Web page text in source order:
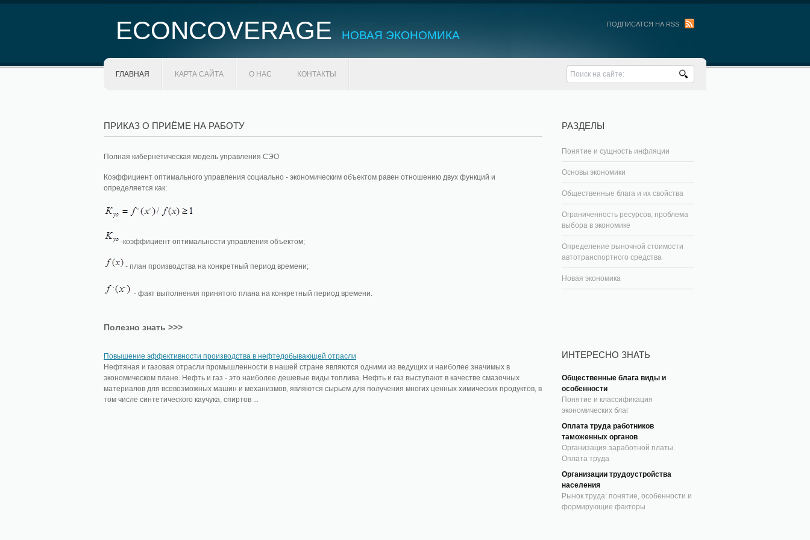
ПОДПИСАТСЯ НА RSS
ECONCOVERAGE НОВАЯ ЭКОНОМИКА
ГЛАВНАЯ КАРТА САЙТА О НАС КОНТАКТЫ
ПРИКАЗ О ПРИЁМЕ НА РАБОТУ
Полная кибернетическая модель управления СЭО
Коэффициент оптимального управления социально - экономическим объектом равен отношению двух функций и
определяется как:
-коэффициент оптимальности управления объектом;
- план производства на конкретный период времени;
- факт выполнения принятого плана на конкретный период времени.
Полезно знать >>>
Повышение эффективности производства в нефтедобывающей отрасли
Нефтяная и газовая отрасли промышленности в нашей стране являются одними из ведущих и наиболее значимых в
экономическом плане. Нефть и газ - это наиболее дешевые виды топлива. Нефть и газ выступают в качестве смазочных
материалов для всевозможных машин и механизмов, являются сырьем для получения многих ценных химических продуктов, в
том числе синтетического каучука, спиртов ...
РАЗДЕЛЫ
Понятие и сущность инфляции
Основы экономики
Общественные блага и их свойства
Ограниченность ресурсов, проблема
выбора в экономике
Определение рыночной стоимости
автотранспортного средства
Новая экономика
ИНТЕРЕСНО ЗНАТЬ
Общественные блага виды и
особенности
Понятие и классификация
экономических благ
Оплата труда работников
таможенных органов
Организация заработной платы.
Оплата труда
Организации трудоустройства
населения
Рынок труда: понятие, особенности и
формирующие факторы